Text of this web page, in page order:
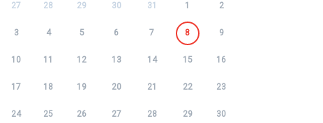
27 28 29 30 31 1 2
3 4 5 6 7 8 9
10 11 12 13 14 15 16
17 18 19 20 21 22 23
24 25 26 27 28 29 30